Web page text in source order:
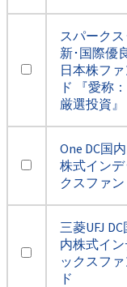
スパークス
新･国際優
日本株ファ
ド 『愛称：
厳選投資』
One DC国内
株式インデ
クスファン
三菱UFJ DC
内株式イ
ックスファ
ド